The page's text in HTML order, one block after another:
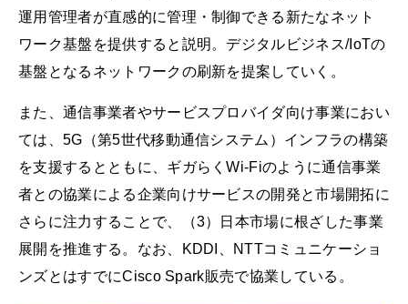
運用管理者が直感的に管理・制御できる新たなネット
ワーク基盤を提供すると説明。デジタルビジネス/IoTの
基盤となるネットワークの刷新を提案していく。
また、通信事業者やサービスプロバイダ向け事業におい
ては、5G（第5世代移動通信システム）インフラの構築
を支援するとともに、ギガらくWi-Fiのように通信事業
者との協業による企業向けサービスの開発と市場開拓に
さらに注力することで、（3）日本市場に根ざした事業
展開を推進する。なお、KDDI、NTTコミュニケーショ
ンズとはすでにCisco Spark販売で協業している。